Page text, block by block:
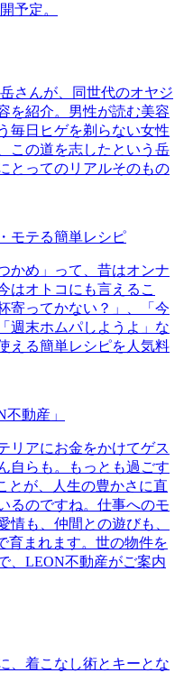
予定。
さんが、同世代のオヤジ
を紹介。男性が読む美容
毎日ヒゲを剃らない女性
この道を志したという岳
とってのリアルそのもの
モテる簡単レシピ
かめ」って、昔はオンナ
はオトコにも言えるこ
寄ってかない？」、「今
週末ホムパしようよ」な
える簡単レシピを人気料
動産」
リアにお金をかけてゲス
自らも。もっとも過ごす
とが、人生の豊かさに直
るのですね。仕事へのモ
情も、仲間との遊びも、
育まれます。世の物件を
、LEON不動産がご案内
、着こなし術とキーとな